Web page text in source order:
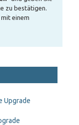
zu bestätigen.
einem
Upgrade